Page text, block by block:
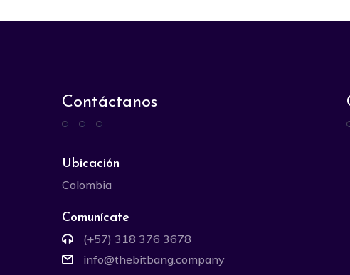
Contáctanos
Ubicación
Colombia
Comunícate
(+57) 318 376 3678
info@thebitbang.company